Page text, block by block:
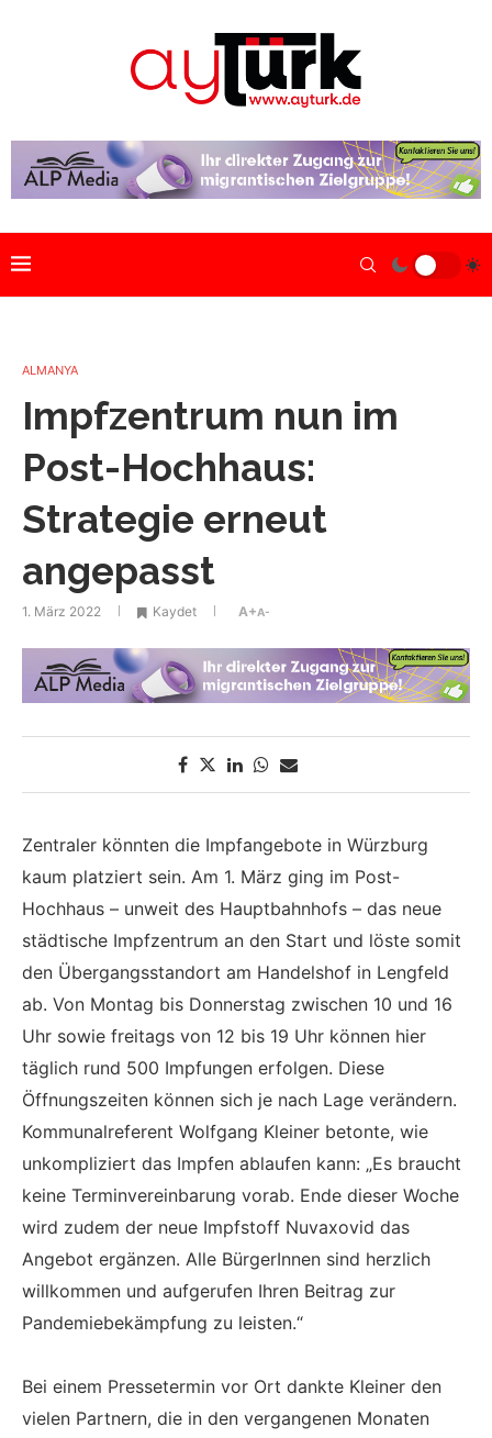
ALMANYA
Impfzentrum nun im
Post-Hochhaus:
Strategie erneut
angepasst
1. März 2022 Kaydet A+A-
Zentraler könnten die Impfangebote in Würzburg
kaum platziert sein. Am 1. März ging im Post-
Hochhaus – unweit des Hauptbahnhofs – das neue
städtische Impfzentrum an den Start und löste somit
den Übergangsstandort am Handelshof in Lengfeld
ab. Von Montag bis Donnerstag zwischen 10 und 16
Uhr sowie freitags von 12 bis 19 Uhr können hier
täglich rund 500 Impfungen erfolgen. Diese
Öffnungszeiten können sich je nach Lage verändern.
Kommunalreferent Wolfgang Kleiner betonte, wie
unkompliziert das Impfen ablaufen kann: „Es braucht
keine Terminvereinbarung vorab. Ende dieser Woche
wird zudem der neue Impfstoff Nuvaxovid das
Angebot ergänzen. Alle BürgerInnen sind herzlich
willkommen und aufgerufen Ihren Beitrag zur
Pandemiebekämpfung zu leisten.“
Bei einem Pressetermin vor Ort dankte Kleiner den
vielen Partnern, die in den vergangenen Monaten